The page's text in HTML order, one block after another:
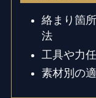
絡まり箇
法
工具や力
素材別の